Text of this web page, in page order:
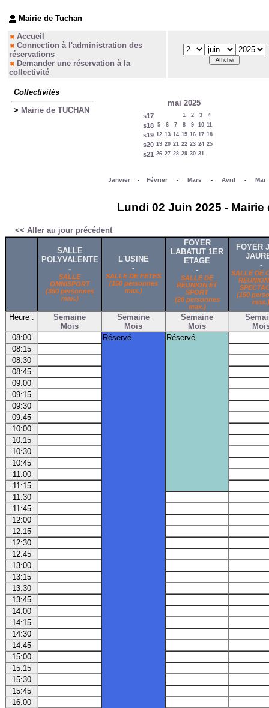
Mairie de Tuchan
Accueil
Connection à l'administration des
réservations
Demander une réservation à la
collectivité
Collectivités
> Mairie de TUCHAN
mai 2025
s17 1 2 3 4
s18 5 6 7 8 9 10 11
s19 12 13 14 15 16 17 18
s20 19 20 21 22 23 24 25
s21 26 27 28 29 30 31
Janvier- Février- Mars - Avril - Mai
Lundi 02 Juin 2025 -
<< Aller au jour précédent
SALLE
POLYVALENTE
-
SALLE
OMNISPORT
(350 personnes
max.)
L'USINE
-
SALLE DE FETES
(150 personnes
max.)
FOYER
LABATUT 1ER
ETAGE
-
SALLE DE
REUNION ET
SPORT
(20 personnes
max.)
FOYER
-
SALLE DE
(150
max.)
Heure :
Semaine
Mois
Semaine
Mois
Semaine
Mois
08:00
Réservé
Réservé
08:15
08:30
08:45
09:00
09:15
09:30
09:45
10:00
10:15
10:30
10:45
11:00
11:15
11:30
11:45
12:00
12:15
12:30
12:45
13:00
13:15
13:30
13:45
14:00
14:15
14:30
14:45
15:00
15:15
15:30
15:45
16:00